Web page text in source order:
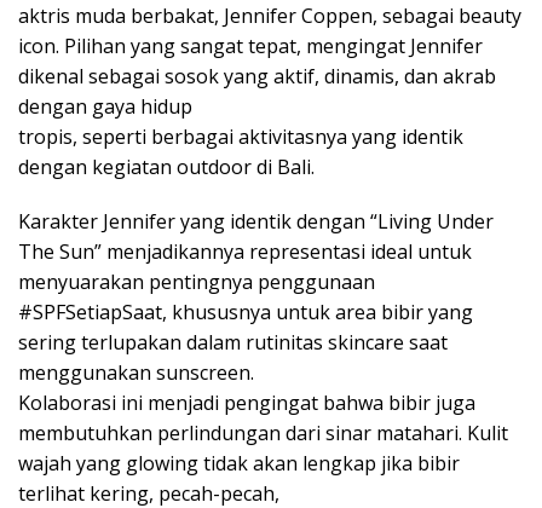
aktris muda berbakat, Jennifer Coppen, sebagai beauty
icon. Pilihan yang sangat tepat, mengingat Jennifer
dikenal sebagai sosok yang aktif, dinamis, dan akrab
dengan gaya hidup
tropis, seperti berbagai aktivitasnya yang identik
dengan kegiatan outdoor di Bali.
Karakter Jennifer yang identik dengan “Living Under
The Sun” menjadikannya representasi ideal untuk
menyuarakan pentingnya penggunaan
#SPFSetiapSaat, khususnya untuk area bibir yang
sering terlupakan dalam rutinitas skincare saat
menggunakan sunscreen.
Kolaborasi ini menjadi pengingat bahwa bibir juga
membutuhkan perlindungan dari sinar matahari. Kulit
wajah yang glowing tidak akan lengkap jika bibir
terlihat kering, pecah-pecah,